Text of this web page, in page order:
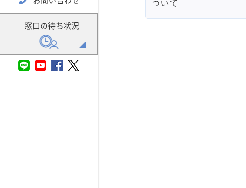
窓口の待ち状況
ついて